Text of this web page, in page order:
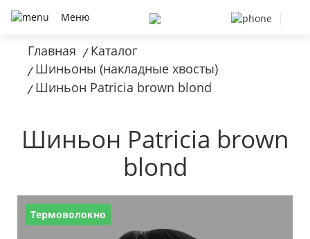
Меню
Главная / Каталог
/ Шиньоны (накладные хвосты)
/ Шиньон Patricia brown blond
Шиньон Patricia brown
blond
Термоволокно